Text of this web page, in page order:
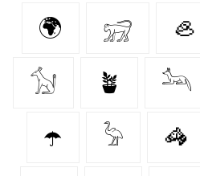
🌍 𓃸 🦪
𓃩 🪴 𓃢
☂️ 𓅦 🦓